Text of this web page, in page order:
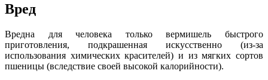
Вред
Вредна для человека только вермишель быстрого
приготовления, подкрашенная искусственно (из-за
использования химических красителей) и из мягких сортов
пшеницы (вследствие своей высокой калорийности).